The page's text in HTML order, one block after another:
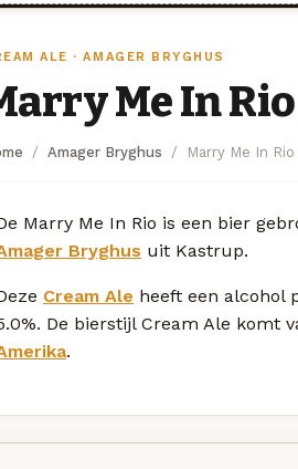
ALE · AMAGER BRYGHUS
Me In Rio
Amager Bryghus Marry Me In Rio
Marry Me In Rio is een bier
Bryghus uit Kastrup.
Cream Ale heeft een alcohol
De bierstijl Cream Ale komt
.